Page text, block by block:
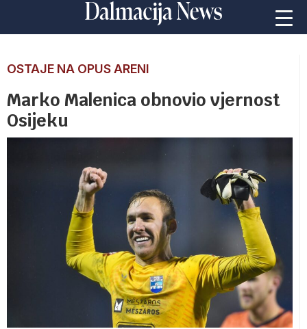
OSTAJE NA OPUS ARENI
Marko Malenica obnovio vjernost
Osijeku